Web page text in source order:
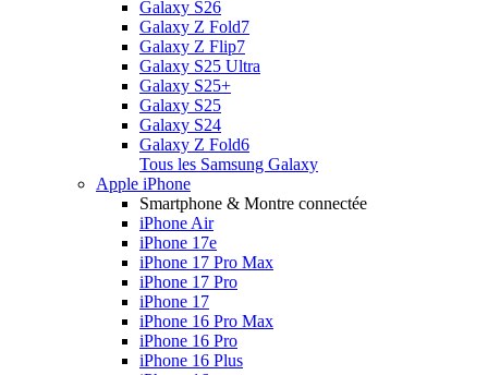
Galaxy S26
Galaxy Z Fold7
Galaxy Z Flip7
Galaxy S25 Ultra
Galaxy S25+
Galaxy S25
Galaxy S24
Galaxy Z Fold6
Tous les Samsung Galaxy
Apple iPhone
Smartphone & Montre connectée
iPhone Air
iPhone 17e
iPhone 17 Pro Max
iPhone 17 Pro
iPhone 17
iPhone 16 Pro Max
iPhone 16 Pro
iPhone 16 Plus